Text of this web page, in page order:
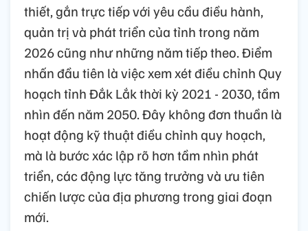
thiết, gắn trực tiếp với yêu cầu điều hành,
quản trị và phát triển của tỉnh trong năm
2026 cũng như những năm tiếp theo. Điểm
nhấn đầu tiên là việc xem xét điều chỉnh Quy
hoạch tỉnh Đắk Lắk thời kỳ 2021 - 2030, tầm
nhìn đến năm 2050. Đây không đơn thuần là
hoạt động kỹ thuật điều chỉnh quy hoạch,
mà là bước xác lập rõ hơn tầm nhìn phát
triển, các động lực tăng trưởng và ưu tiên
chiến lược của địa phương trong giai đoạn
mới.